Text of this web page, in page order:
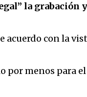
la grabación
acuerdo con la
menos para